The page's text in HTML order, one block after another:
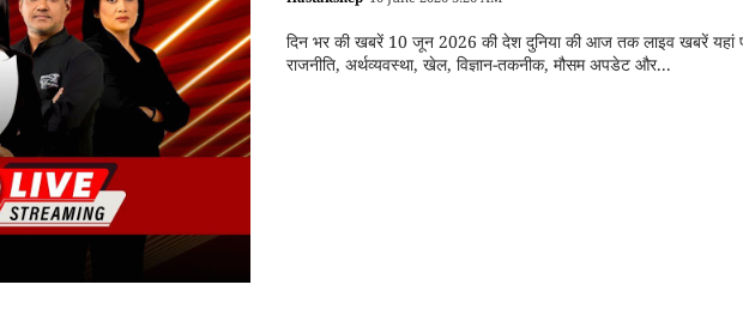
दिन भर की खबरें 10 जून 2026 की देश दुनिया की आज तक लाइव खबरें यहां
राजनीति, अर्थव्यवस्था, खेल, विज्ञान-तकनीक, मौसम अपडेट और...